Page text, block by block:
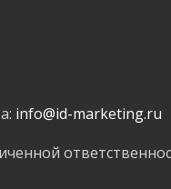
info@id-marketing.ru